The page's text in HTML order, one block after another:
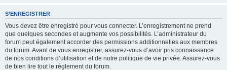
S’ENREGISTRER
Vous devez être enregistré pour vous connecter. L’enregistrement ne prend
que quelques secondes et augmente vos possibilités. L’administrateur du
forum peut également accorder des permissions additionnelles aux membres
du forum. Avant de vous enregistrer, assurez-vous d’avoir pris connaissance
de nos conditions d’utilisation et de notre politique de vie privée. Assurez-vous
de bien lire tout le règlement du forum.